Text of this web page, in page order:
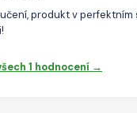
produkt v perfektním
1 hodnocení →